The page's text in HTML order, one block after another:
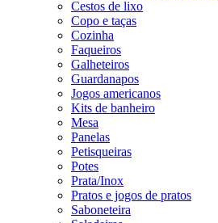
Cestos de lixo
Copo e taças
Cozinha
Faqueiros
Galheteiros
Guardanapos
Jogos americanos
Kits de banheiro
Mesa
Panelas
Petisqueiras
Potes
Prata/Inox
Pratos e jogos de pratos
Saboneteira